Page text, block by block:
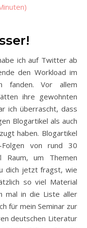
ich auf Twitter ab
den Workload im
fanden. Vor allem
ihre gewohnten
ich überrascht, dass
Blogartikel als auch
haben. Blogartikel
von rund 30
um Themen
dich jetzt fragst, wie
so viel Material
mal in die Liste aller
für mein Seminar zur
deutschen Literatur